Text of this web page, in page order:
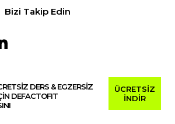
Bizi Takip Edin
DERS & EGZERSİZ
DEFACTOFIT
ÜCRETSİZ
İNDİR